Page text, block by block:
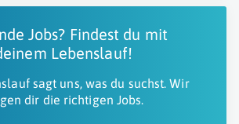
Jobs? Findest du mit
Lebenslauf!
sagt uns, was du suchst. Wir
dir die richtigen Jobs.